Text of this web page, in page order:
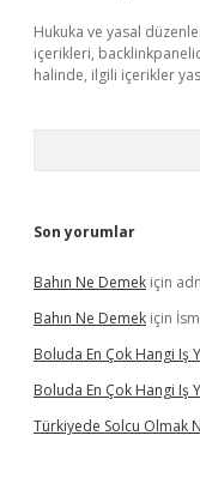
Hukuka ve yasal
içerikleri,
halinde, ilgili içerikler
Son yorumlar
Bahın Ne Demek için
Bahın Ne Demek için
Boluda En Çok Hangi Iş
Boluda En Çok Hangi Iş
Türkiyede Solcu Olmak